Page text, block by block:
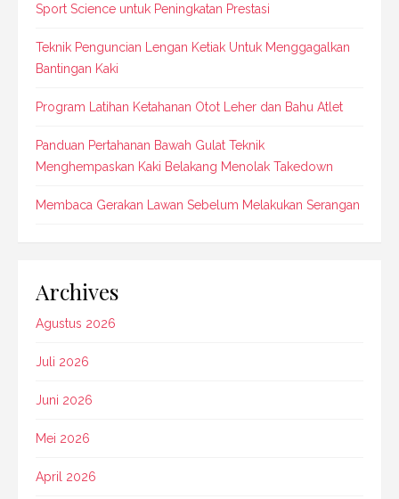
Sport Science untuk Peningkatan Prestasi
Teknik Penguncian Lengan Ketiak Untuk Menggagalkan
Bantingan Kaki
Program Latihan Ketahanan Otot Leher dan Bahu Atlet
Panduan Pertahanan Bawah Gulat Teknik
Menghempaskan Kaki Belakang Menolak Takedown
Membaca Gerakan Lawan Sebelum Melakukan Serangan
Archives
Agustus 2026
Juli 2026
Juni 2026
Mei 2026
April 2026